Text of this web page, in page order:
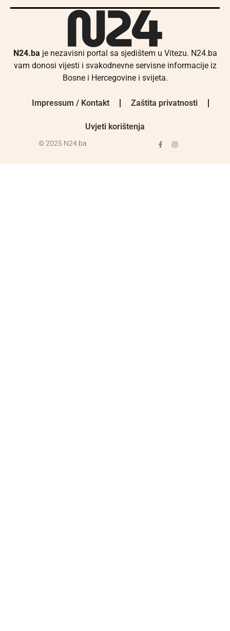
N24.ba je nezavisni portal sa sjedištem u Vitezu. N24.ba
vam donosi vijesti i svakodnevne servisne informacije iz
Bosne i Hercegovine i svijeta.
Impressum / Kontakt Zaštita privatnosti
Uvjeti korištenja
© 2025 N24.ba